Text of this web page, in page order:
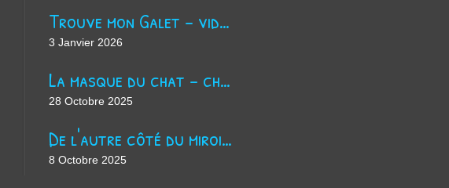
Trouve mon Galet - vidéo Youtube
3 Janvier 2026
La masque du chat - chanson d'Halloween
28 Octobre 2025
De l'autre côté du miroir - chanson suno ai
8 Octobre 2025